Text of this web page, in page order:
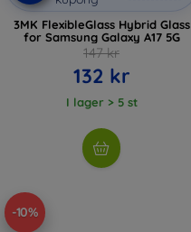
3MK FlexibleGlass Hybrid Glass
for Samsung Galaxy A17 5G
147 kr
132 kr
I lager > 5 st
-10%